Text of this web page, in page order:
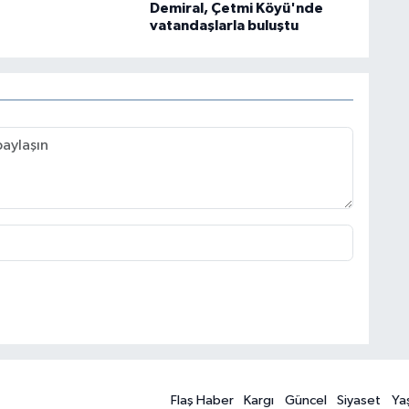
Demiral, Çetmi Köyü'nde
vatandaşlarla buluştu
Flaş Haber Kargı Güncel Siyaset